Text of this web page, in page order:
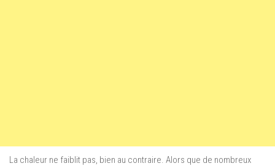
La chaleur ne faiblit pas, bien au contraire. Alors que de nombreux